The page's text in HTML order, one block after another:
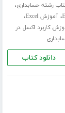
رشته حسابداری،
،آموزش Excel ،
کاربرد اکسل در
دانلود کتاب